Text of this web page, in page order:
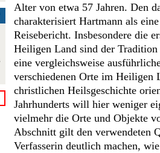
Alter von etwa 57 Jahren. Den
charakterisiert Hartmann als
Reisebericht. Insbesondere die
Heiligen Land sind der
eine vergleichsweise
verschiedenen Orte im Heiligen
christlichen Heilsgeschichte
Jahrhunderts will hier weniger
vielmehr die Orte und Objekte
Abschnitt gilt den verwendeten
Verfasserin deutlich machen,